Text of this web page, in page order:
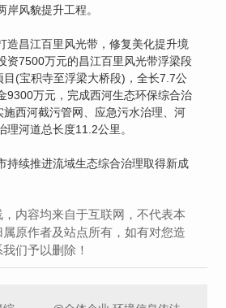
岸风貌提升工程。
昌江百里风光带，修复美化提升境
资7500万元的昌江百里风光带浮梁段
目(宝积寺至浮梁大桥段)，全长7.7公
9300万元，完成西河生态环保综合治
西河截污管网、应急污水治理、河
理河道总长度11.2公里。
续推进流域生态综合治理取得新成
内容均来自于互联网，不代表本
原作者及站点所有，如有对您造
们予以删除！